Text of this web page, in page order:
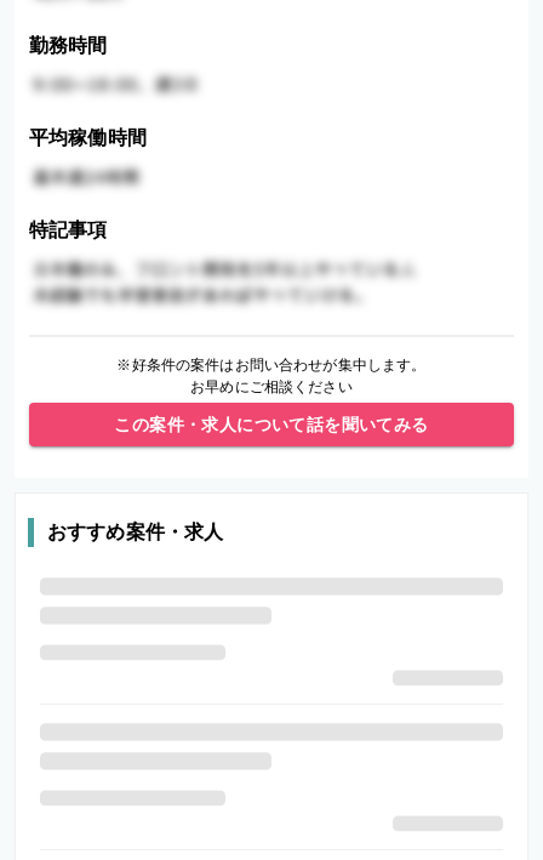
勤務時間
平均稼働時間
特記事項
※好条件の案件はお問い合わせが集中します。
お早めにご相談ください
この案件・求人について話を聞いてみる
おすすめ案件・求人